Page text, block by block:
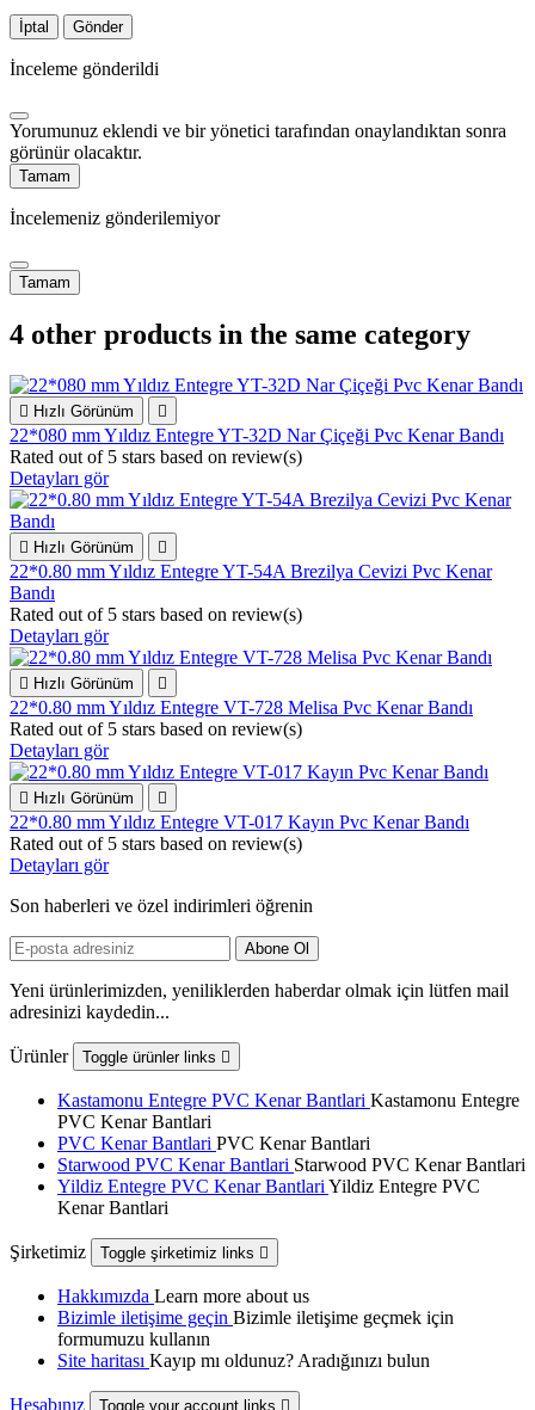
İptal Gönder
İnceleme gönderildi
Yorumunuz eklendi ve bir yönetici tarafından onaylandıktan sonra
görünür olacaktır.
Tamam
İncelemeniz gönderilemiyor
Tamam
4 other products in the same category
 Hızlı Görünüm 
22*080 mm Yıldız Entegre YT-32D Nar Çiçeği Pvc Kenar Bandı
Rated out of 5 stars based on review(s)
Detayları gör
 Hızlı Görünüm 
22*0.80 mm Yıldız Entegre YT-54A Brezilya Cevizi Pvc Kenar
Bandı
Rated out of 5 stars based on review(s)
Detayları gör
 Hızlı Görünüm 
22*0.80 mm Yıldız Entegre VT-728 Melisa Pvc Kenar Bandı
Rated out of 5 stars based on review(s)
Detayları gör
 Hızlı Görünüm 
22*0.80 mm Yıldız Entegre VT-017 Kayın Pvc Kenar Bandı
Rated out of 5 stars based on review(s)
Detayları gör
Son haberleri ve özel indirimleri öğrenin
Yeni ürünlerimizden, yeniliklerden haberdar olmak için lütfen mail
adresinizi kaydedin...
Ürünler Toggle ürünler links 
Kastamonu Entegre PVC Kenar Bantlari Kastamonu Entegre
PVC Kenar Bantlari
PVC Kenar Bantlari PVC Kenar Bantlari
Starwood PVC Kenar Bantlari Starwood PVC Kenar Bantlari
Yildiz Entegre PVC Kenar Bantlari Yildiz Entegre PVC
Kenar Bantlari
Şirketimiz Toggle şirketimiz links 
Hakkımızda Learn more about us
Bizimle iletişime geçin Bizimle iletişime geçmek için
formumuzu kullanın
Site haritası Kayıp mı oldunuz? Aradığınızı bulun
Hesabınız Toggle your account links 